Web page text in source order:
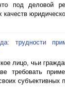
под деловой
трудности
лицо, чьи
требовать
субъективных